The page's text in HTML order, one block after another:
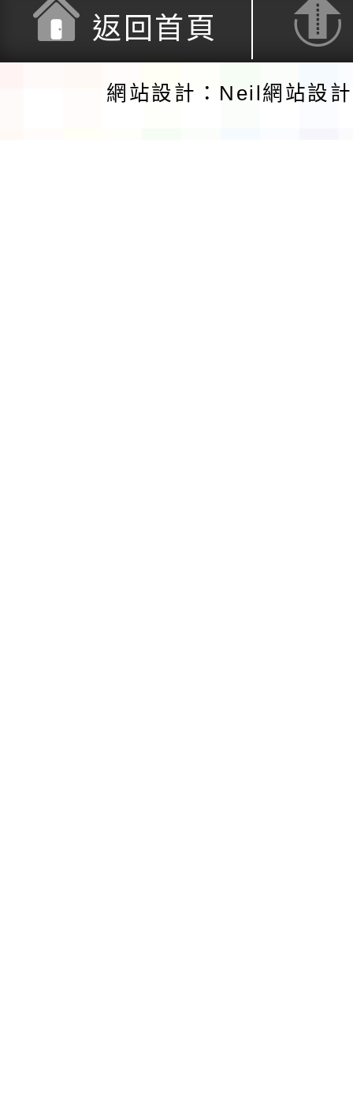
返回首頁
網站設計：Neil網站設